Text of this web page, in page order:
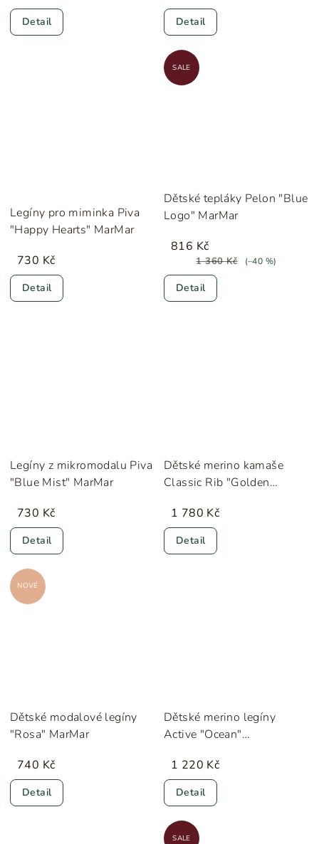
Detail Detail
Legíny pro miminka Piva
"Happy Hearts" MarMar
730 Kč
Detail
SALE
Dětské tepláky Pelon "Blue
Logo" MarMar
816 Kč
1 360 Kč (–40 %)
Detail
Legíny z mikromodalu Piva
"Blue Mist" MarMar
730 Kč
Detail
Dětské merino kamaše
Classic Rib "Golden
1 780 Kč
Detail
NOVÉ
Dětské modalové legíny
"Rosa" MarMar
740 Kč
Detail
Dětské merino legíny
Active "Ocean"
1 220 Kč
Detail
SALE